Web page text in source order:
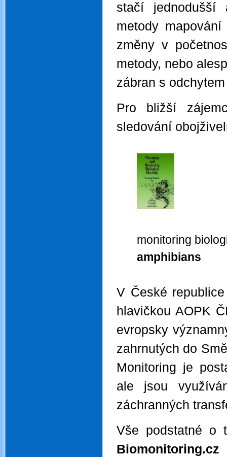
stačí jednodušší
metody
změny v
metody, nebo
zábran s
Pro bližší
sledování
monitoring
amphibians
V České
hlavičkou AOPK
evropsky
zahrnutých do
Monitoring je
ale jsou
záchranných
Vše podstatné o
Biomonitoring.cz